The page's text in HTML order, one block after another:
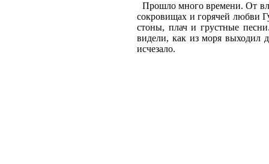
Прошло много времени. От
сокровищах и горячей любви
стоны, плач и грустные
видели, как из моря выходил
исчезало.